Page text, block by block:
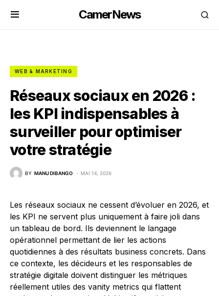
CamerNews
WEB & MARKETING
Réseaux sociaux en 2026 :
les KPI indispensables à
surveiller pour optimiser
votre stratégie
BY MANU DIBANGO MAI 14, 2026
Les réseaux sociaux ne cessent d’évoluer en 2026, et
les KPI ne servent plus uniquement à faire joli dans
un tableau de bord. Ils deviennent le langage
opérationnel permettant de lier les actions
quotidiennes à des résultats business concrets. Dans
ce contexte, les décideurs et les responsables de
stratégie digitale doivent distinguer les métriques
réellement utiles des vanity metrics qui flattent